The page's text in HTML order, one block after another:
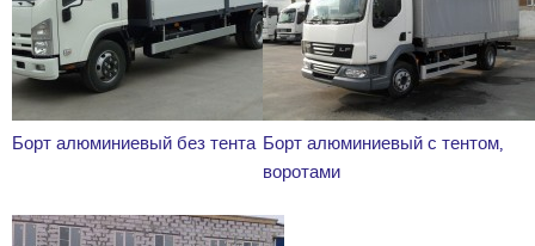
Борт алюминиевый без тента Борт алюминиевый с тентом,
воротами